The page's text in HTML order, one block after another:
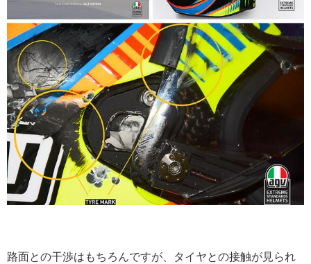
路面との干渉はもちろんですが、タイヤとの接触が見られ